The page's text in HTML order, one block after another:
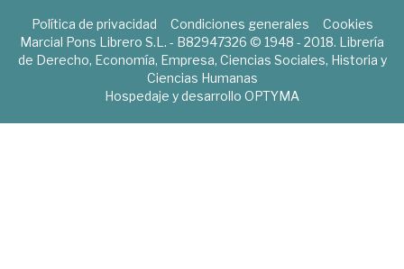
Política de privacidad Condiciones generales
Cookies
Marcial Pons Librero S.L. - B82947326 © 1948 - 2018. Librería
de Derecho, Economía, Empresa, Ciencias Sociales, Historia y
Ciencias Humanas
Hospedaje y desarrollo OPTYMA